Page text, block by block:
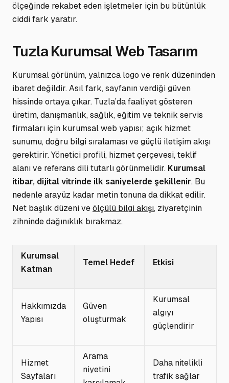
ölçeğinde rekabet eden işletmeler için bu bütünlük
ciddi fark yaratır.
Tuzla Kurumsal Web Tasarım
Kurumsal görünüm, yalnızca logo ve renk düzeninden
ibaret değildir. Asıl fark, sayfanın verdiği güven
hissinde ortaya çıkar. Tuzla’da faaliyet gösteren
üretim, danışmanlık, sağlık, eğitim ve teknik servis
firmaları için kurumsal web yapısı; açık hizmet
sunumu, doğru bilgi sıralaması ve güçlü iletişim akışı
gerektirir. Yönetici profili, hizmet çerçevesi, teklif
alanı ve referans dili tutarlı görünmelidir. Kurumsal
itibar, dijital vitrinde ilk saniyelerde şekillenir. Bu
nedenle arayüz kadar metin tonuna da dikkat edilir.
Net başlık düzeniveölçülü bilgi akışı, ziyaretçinin
zihninde dağınıklık bırakmaz.
Kurumsal
Katman
Temel Hedef Etkisi
Hakkımızda
Yapısı
Güven
oluşturmak
Kurumsal
algıyı
güçlendirir
Hizmet
Sayfaları
Arama
niyetini
Daha nitelikli
trafik sağlar